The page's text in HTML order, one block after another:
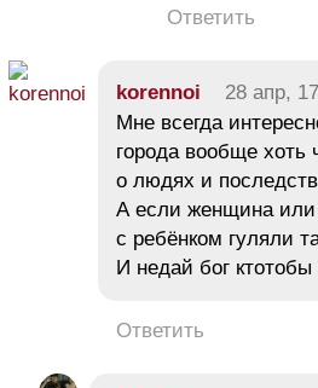
Ответить
korennoi 28 апр,
Мне всегда
города вообще хоть
о людях и
А если женщина
с ребёнком гуляли
И недай бог ктотобы
Ответить